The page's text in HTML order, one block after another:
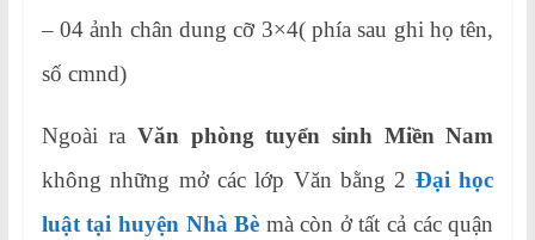
– 04 ảnh chân dung cỡ 3×4( phía sau ghi họ tên,
số cmnd)
Ngoài raVăn phòng tuyển sinh Miền Nam
không những mở các lớp Văn bằng 2 Đại học
luật tại huyện Nhà Bè mà còn ở tất cả các quận